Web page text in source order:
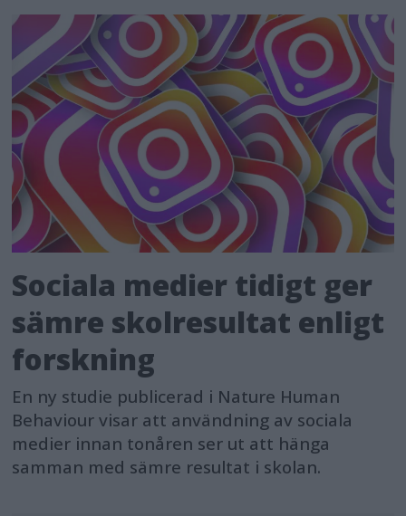
Sociala medier tidigt ger
sämre skolresultat enligt
forskning
En ny studie publicerad i Nature Human
Behaviour visar att användning av sociala
medier innan tonåren ser ut att hänga
samman med sämre resultat i skolan.